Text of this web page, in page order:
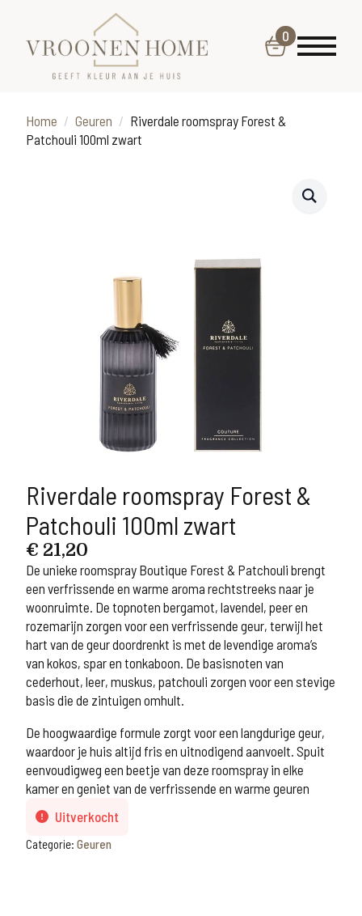
0
Home Geuren
Riverdale roomspray Forest &
Patchouli 100ml zwart
Riverdale roomspray Forest &
Patchouli 100ml zwart
€ 21,20
De unieke roomspray Boutique Forest & Patchouli brengt
een verfrissende en warme aroma rechtstreeks naar je
woonruimte. De topnoten bergamot, lavendel, peer en
rozemarijn zorgen voor een verfrissende geur, terwijl het
hart van de geur doordrenkt is met de levendige aroma’s
van kokos, spar en tonkaboon. De basisnoten van
cederhout, leer, muskus, patchouli zorgen voor een stevige
basis die de zintuigen omhult.
De hoogwaardige formule zorgt voor een langdurige geur,
waardoor je huis altijd fris en uitnodigend aanvoelt. Spuit
eenvoudigweg een beetje van deze roomspray in elke
kamer en geniet van de verfrissende en warme geuren
Uitverkocht
Categorie: Geuren